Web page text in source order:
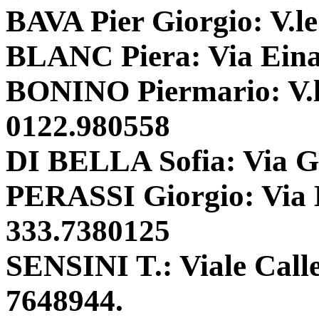
BAVA Pier Giorgio:
BLANC Piera: Via
BONINO Piermario:
0122.980558
DI BELLA Sofia: Via
PERASSI Giorgio: Via
333.7380125
SENSINI T.: Viale
7648944.